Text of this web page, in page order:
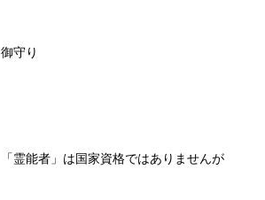
御守り
「霊能者」は国家資格ではありませんが